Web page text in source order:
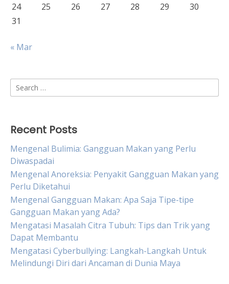
24
25 26 27 28 29
30
31
« Mar
Search
for:
Recent Posts
Mengenal Bulimia: Gangguan Makan yang Perlu
Diwaspadai
Mengenal Anoreksia: Penyakit Gangguan Makan yang
Perlu Diketahui
Mengenal Gangguan Makan: Apa Saja Tipe-tipe
Gangguan Makan yang Ada?
Mengatasi Masalah Citra Tubuh: Tips dan Trik yang
Dapat Membantu
Mengatasi Cyberbullying: Langkah-Langkah Untuk
Melindungi Diri dari Ancaman di Dunia Maya